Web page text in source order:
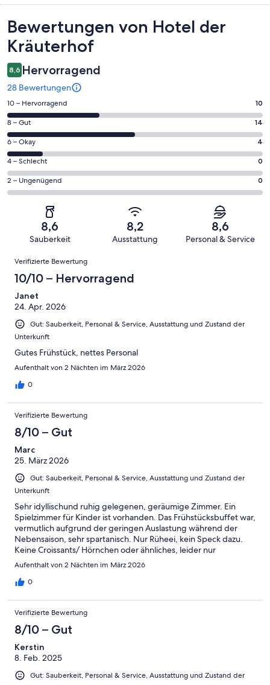
Bewertungen
Bewertungen von Hotel der
Kräuterhof
8,6 Hervorragend
28 Bewertungen
10
von
insgesamt
28
Gästebewertungen
haben
eine
Bewertung
Hervorragend
10 – Hervorragend 10
14
von
insgesamt
28
Gästebewertungen
haben
Bewertung
Gut
8 – Gut 14
4
von
insgesamt
28
Gästebewertungen
Bewertung
Okay
6 – Okay 4
0
von
insgesamt
Gästebewertungen
von
Schlecht
4 – Schlecht 0
0
von
insgesamt
Gästebewertungen
haben
eine
von
Ungenügend
2 – Ungenügend 0
8,6
Sauberkeit
8,2
Ausstattung
8,6
Personal & Service
Bewertungen
Verifizierte Bewertung
10/10 – Hervorragend
Janet
24. Apr. 2026
Gut: Sauberkeit, Personal & Service, Ausstattung und Zustand der
Unterkunft
Gutes Frühstück, nettes Personal
Aufenthalt von 2 Nächten im März 2026
0
Verifizierte Bewertung
8/10 – Gut
Marc
25. März 2026
Gut: Sauberkeit, Personal & Service, Ausstattung und Zustand der
Unterkunft
Sehr idyllischund ruhig gelegenen, geräumige Zimmer. Ein
Spielzimmer für Kinder ist vorhanden. Das Frühstücksbuffet war,
vermutlich aufgrund der geringen Auslastung während der
Nebensaison, sehr spartanisch. Nur Rüheei, kein Speck dazu.
Keine Croissants/ Hörnchen oder ähnliches, leider nur
Aufbackbrötchen in 2 Varianten. Auch kein Obstsalat. Wurst
deutlich Luft nach oben. Mit einem besseren Frühstück wäre es
Aufenthalt von 2 Nächten im März 2026
0
Verifizierte Bewertung
8/10 – Gut
Kerstin
8. Feb. 2025
Gut: Sauberkeit, Personal & Service, Ausstattung und Zustand der